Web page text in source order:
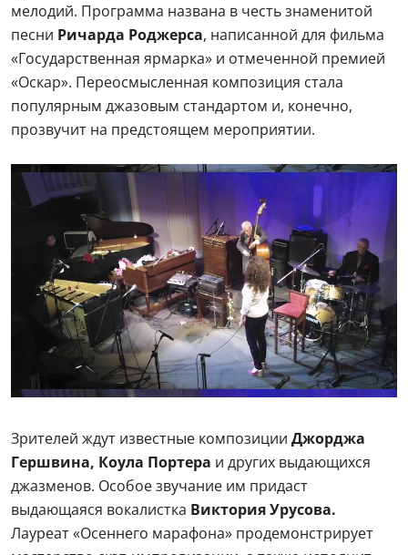
мелодий. Программа названа в честь знаменитой
песни Ричарда Роджерса, написанной для фильма
«Государственная ярмарка» и отмеченной премией
«Оскар». Переосмысленная композиция стала
популярным джазовым стандартом и, конечно,
прозвучит на предстоящем мероприятии.
Зрителей ждут известные композиции Джорджа
Гершвина, Коула Портера и других выдающихся
джазменов. Особое звучание им придаст
выдающаяся вокалистка Виктория Урусова.
Лауреат «Осеннего марафона» продемонстрирует